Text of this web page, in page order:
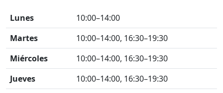
Lunes
10:00–14:00
Martes
10:00–14:00, 16:30–19:30
Miércoles
10:00–14:00, 16:30–19:30
Jueves
10:00–14:00, 16:30–19:30